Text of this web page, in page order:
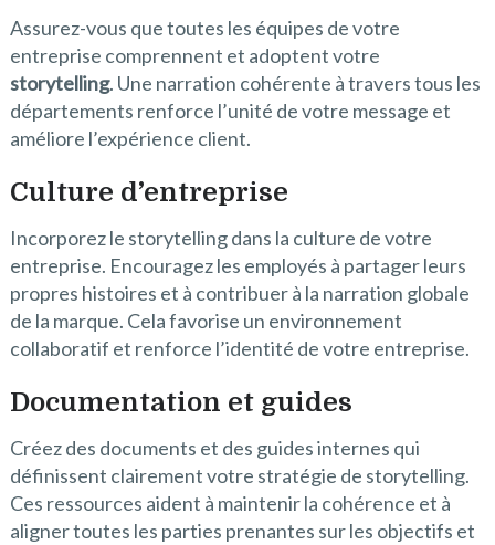
Assurez-vous que toutes les équipes de votre
entreprise comprennent et adoptent votre
storytelling. Une narration cohérente à travers tous les
départements renforce l’unité de votre message et
améliore l’expérience client.
Culture d’entreprise
Incorporez le storytelling dans la culture de votre
entreprise. Encouragez les employés à partager leurs
propres histoires et à contribuer à la narration globale
de la marque. Cela favorise un environnement
collaboratif et renforce l’identité de votre entreprise.
Documentation et guides
Créez des documents et des guides internes qui
définissent clairement votre stratégie de storytelling.
Ces ressources aident à maintenir la cohérence et à
aligner toutes les parties prenantes sur les objectifs et